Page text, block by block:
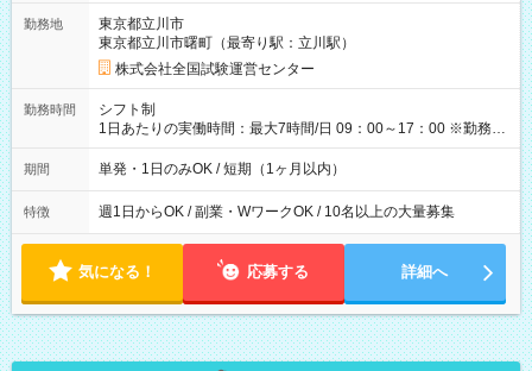
例】 ・河合塾模擬試験 8:30～17:30（休憩1時間） 時給1,300円
×8時間＝日収10,400円＋交通費 ※当日の役割により時給＋100
円の場合あり ・国家試験 7:00～13:30（休憩なし） 時給1,300
円（役割手当＋100円）×6時間＝日収8,400円＋交通費 【試用期
間】試用期間なし
勤務地
東京都立川市
東京都立川市曙町（最寄り駅：立川駅）
株式会社全国試験運営センター
勤務時間
シフト制
1日あたりの実働時間：最大7時間/日 09：00～17：00 ※勤務時
間は 試験により異なります。
期間 単発・1日のみOK / 短期（1ヶ月以内）
特徴 週1日からOK / 副業・WワークOK / 10名以上の大量募集
気になる！ 応募する 詳細へ